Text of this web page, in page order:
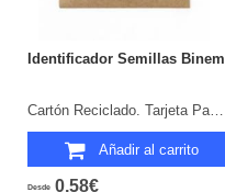
Identificador Semillas Binem
Cartón Reciclado. Tarjeta Papel Semilla. Flores Silvestres.
Añadir al carrito
Desde 0,58€